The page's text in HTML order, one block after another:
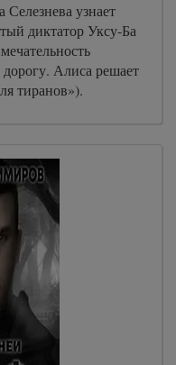
узнает
диктатор Уксу-Ба
Алиса решает
тиранов»).